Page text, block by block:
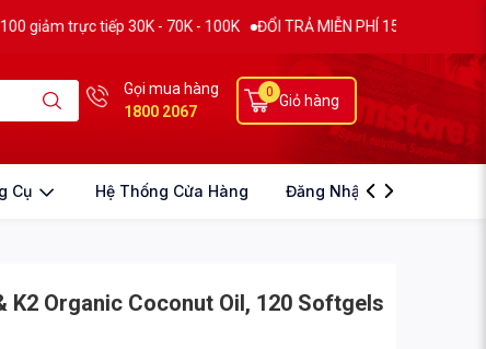
trực tiếp 30K - 70K - 100K ĐỔI TRẢ MIỄN PHÍ 15 NGÀY
Gọi mua hàng
1800 2067
Giỏ hàng
0
Cụ Hệ Thống Cửa Hàng Đăng Nhập
K2 Organic Coconut Oil, 120 Softgels